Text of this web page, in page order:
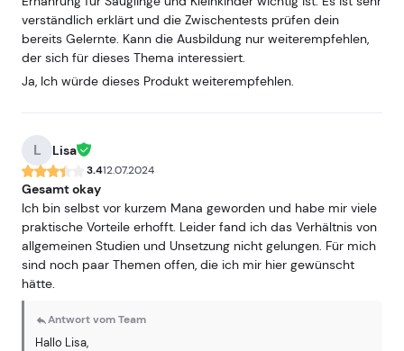
verständlich erklärt und die Zwischentests prüfen dein
bereits Gelernte. Kann die Ausbildung nur weiterempfehlen,
der sich für dieses Thema interessiert.
Ja, Ich würde dieses Produkt weiterempfehlen.
L Lisa
3.412.07.2024
Gesamt okay
Ich bin selbst vor kurzem Mana geworden und habe mir viele
praktische Vorteile erhofft. Leider fand ich das Verhältnis von
allgemeinen Studien und Unsetzung nicht gelungen. Für mich
sind noch paar Themen offen, die ich mir hier gewünscht
hätte.
Antwort vom Team
Hallo Lisa,